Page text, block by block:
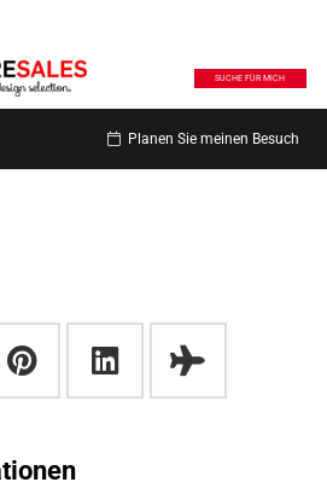
SUCHE FÜR MICH
Planen Sie meinen Besuch